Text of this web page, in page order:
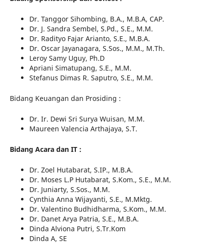
Dr. Tanggor Sihombing, B.A., M.B.A, CAP.
Dr. J. Sandra Sembel, S.Pd., S.E., M.M.
Dr. Radityo Fajar Arianto, S.E., M.B.A.
Dr. Oscar Jayanagara, S.Sos., M.M., M.Th.
Leroy Samy Uguy, Ph.D
Apriani Simatupang, S.E., M.M.
Stefanus Dimas R. Saputro, S.E., M.M.
Bidang Keuangan dan Prosiding :
Dr. Ir. Dewi Sri Surya Wuisan, M.M.
Maureen Valencia Arthajaya, S.T.
Bidang Acara dan IT :
Dr. Zoel Hutabarat, S.IP., M.B.A.
Dr. Moses L.P Hutabarat, S.Kom., S.E., M.M.
Dr. Juniarty, S.Sos., M.M.
Cynthia Anna Wijayanti, S.E., M.Mktg.
Dr. Valentino Budhidharma, S.Kom., M.M.
Dr. Danet Arya Patria, S.E., M.B.A.
Dinda Alviona Putri, S.Tr.Kom
Dinda A, SE